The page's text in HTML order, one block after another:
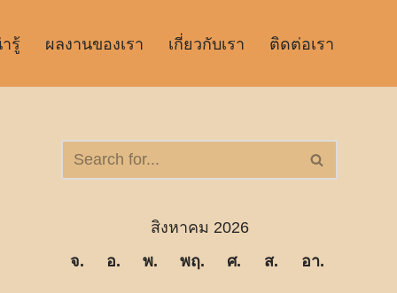
รู้ ผลงานของเรา เกี่ยวกับเรา ติดต่อเรา
สิงหาคม 2026
จ.
อ. พ. พฤ. ศ. ส. อา.